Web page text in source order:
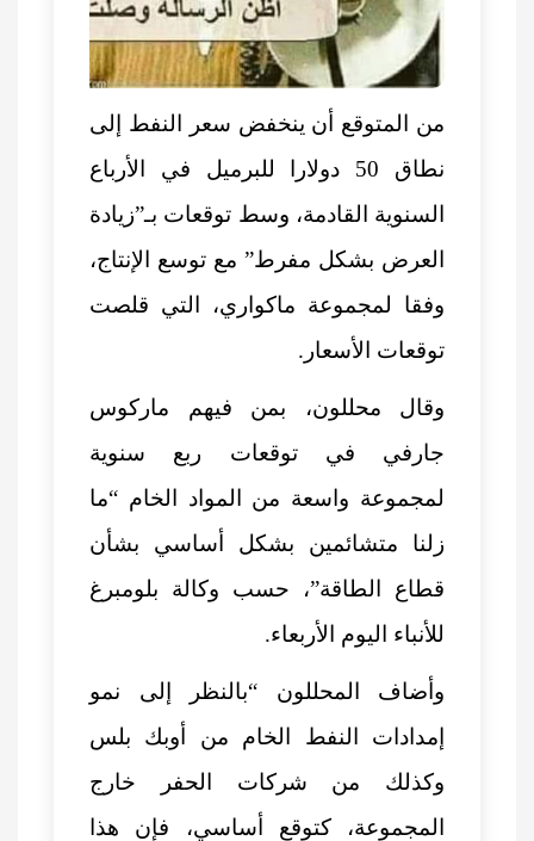
من المتوقع أن ينخفض سعر النفط إلى
نطاق 50 دولارا للبرميل في الأرباع
السنوية القادمة، وسط توقعات بـ”زيادة
العرض بشكل مفرط” مع توسع الإنتاج،
وفقا لمجموعة ماكواري، التي قلصت
توقعات الأسعار.
وقال محللون، بمن فيهم ماركوس
جارفي في توقعات ربع سنوية
لمجموعة واسعة من المواد الخام “ما
زلنا متشائمين بشكل أساسي بشأن
قطاع الطاقة”، حسب وكالة بلومبرغ
للأنباء اليوم الأربعاء.
وأضاف المحللون “بالنظر إلى نمو
إمدادات النفط الخام من أوبك بلس
وكذلك من شركات الحفر خارج
المجموعة، كتوقع أساسي، فإن هذا